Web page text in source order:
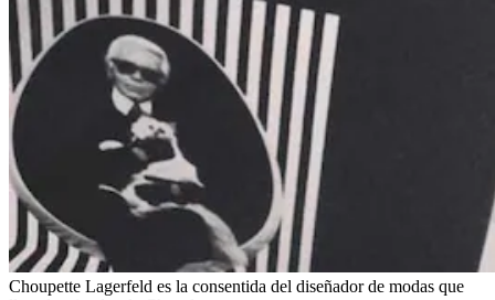
Choupette Lagerfeld es la consentida del diseñador de modas que